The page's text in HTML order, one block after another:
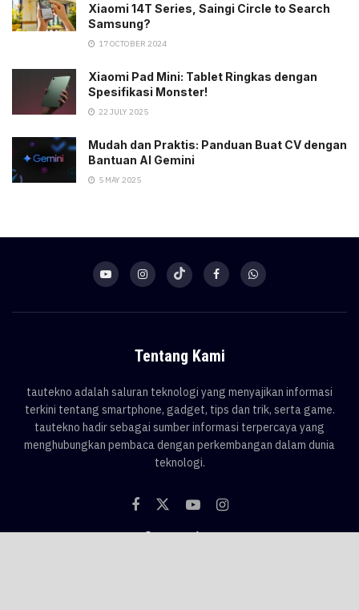
Xiaomi 14T Series, Saingi Circle to Search
Samsung?
17 OCTOBER 2024
Xiaomi Pad Mini: Tablet Ringkas dengan
Spesifikasi Monster!
22 JULY 2025
Mudah dan Praktis: Panduan Buat CV dengan
Bantuan AI Gemini
5 MAY 2025
Tentang Kami
tautekno adalah saluran teknologi yang menyajikan informasi
terkini tentang smartphone, gadget, tips dan trik, serta game.
tautekno hadir sebagai sumber informasi terpercaya yang
menghubungkan pembaca dengan perkembangan dalam dunia
teknologi.
Categories